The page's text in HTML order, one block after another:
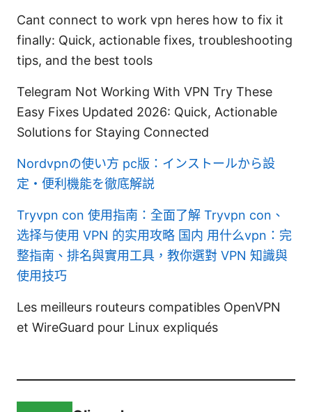
Cant connect to work vpn heres how to fix it
finally: Quick, actionable fixes, troubleshooting
tips, and the best tools
Telegram Not Working With VPN Try These
Easy Fixes Updated 2026: Quick, Actionable
Solutions for Staying Connected
Nordvpnの使い方 pc版：インストールから設
定・便利機能を徹底解説
Tryvpn con 使用指南：全面了解 Tryvpn con、
选择与使用 VPN 的实用攻略 国内 用什么vpn：完
整指南、排名與實用工具，教你選對 VPN 知識與
使用技巧
Les meilleurs routeurs compatibles OpenVPN
et WireGuard pour Linux expliqués